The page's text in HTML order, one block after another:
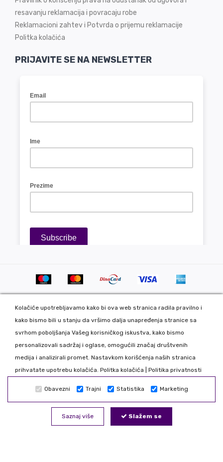
Kolačiće upotrebljavamo kako bi ova web stranica radila pravilno i
kako bismo bili u stanju da vršimo dalja unapređenja stranice sa
svrhom poboljšanja Vašeg korisničkog iskustva, kako bismo
personalizovali sadržaj i oglase, omogućili značaj društvenih
medija i analizirali promet. Nastavkom korišćenja naših stranica
prihvatate upotrebu kolačića. Politka kolačića Politika privatnosti
Obavezni Trajni Statistika Marketing
Saznaj više Slažem se
resavanju reklamacija i povracaju robe
Reklamacioni zahtev i Potvrda o prijemu reklamacije
Politka kolačića
PRIJAVITE SE NA NEWSLETTER
Copyright 2020 DekorDom Group DOO. All Rights Reserved. Web
development: CMS by Global Webmasters -
Izrada internet prodavniceiSEObywww.wbsdigital.com
isključivo u našoj kompaniji tako da možete biti bezbedni da Vaše